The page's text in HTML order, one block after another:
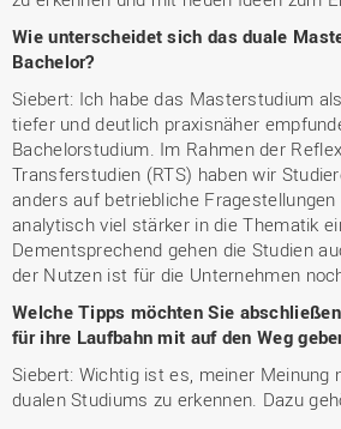
Wie unterscheidet sich das duale
Bachelor?
Siebert: Ich habe das Masterstudium
tiefer und deutlich praxisnäher
Bachelorstudium. Im Rahmen der
Transferstudien (RTS) haben wir
anders auf betriebliche
analytisch viel stärker in die Thematik
Dementsprechend gehen die Studien
der Nutzen ist für die Unternehmen
Welche Tipps möchten Sie
für ihre Laufbahn mit auf den Weg
Siebert: Wichtig ist es, meiner Meinung
dualen Studiums zu erkennen. Dazu